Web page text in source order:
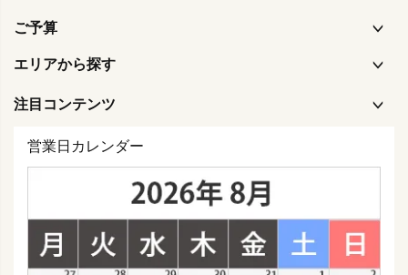
ご予算
エリアから探す
注目コンテンツ
営業日カレンダー